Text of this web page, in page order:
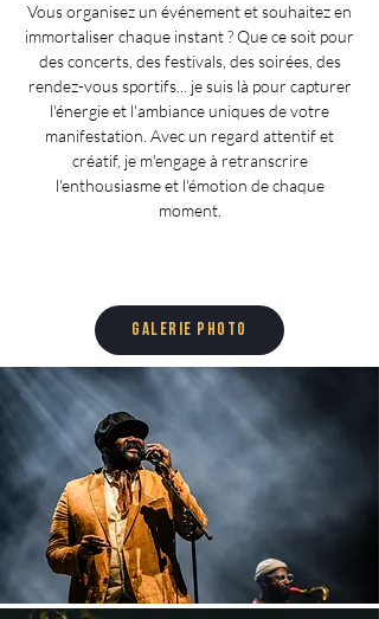
Vous organisez un événement et souhaitez en
immortaliser chaque instant ? Que ce soit pour
des concerts, des festivals, des soirées, des
rendez-vous sportifs... je suis là pour capturer
l'énergie et l'ambiance uniques de votre
manifestation. Avec un regard attentif et
créatif, je m'engage à retranscrire
l'enthousiasme et l'émotion de chaque
moment.
Galerie photo